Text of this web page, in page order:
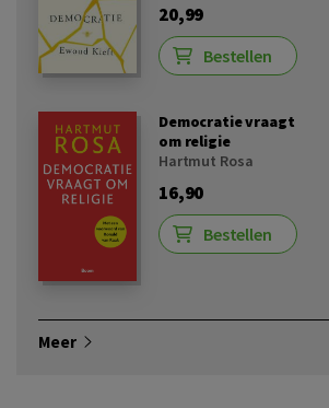
20,99
Bestellen
Democratie vraagt
om religie
Hartmut Rosa
16,90
Bestellen
Meer